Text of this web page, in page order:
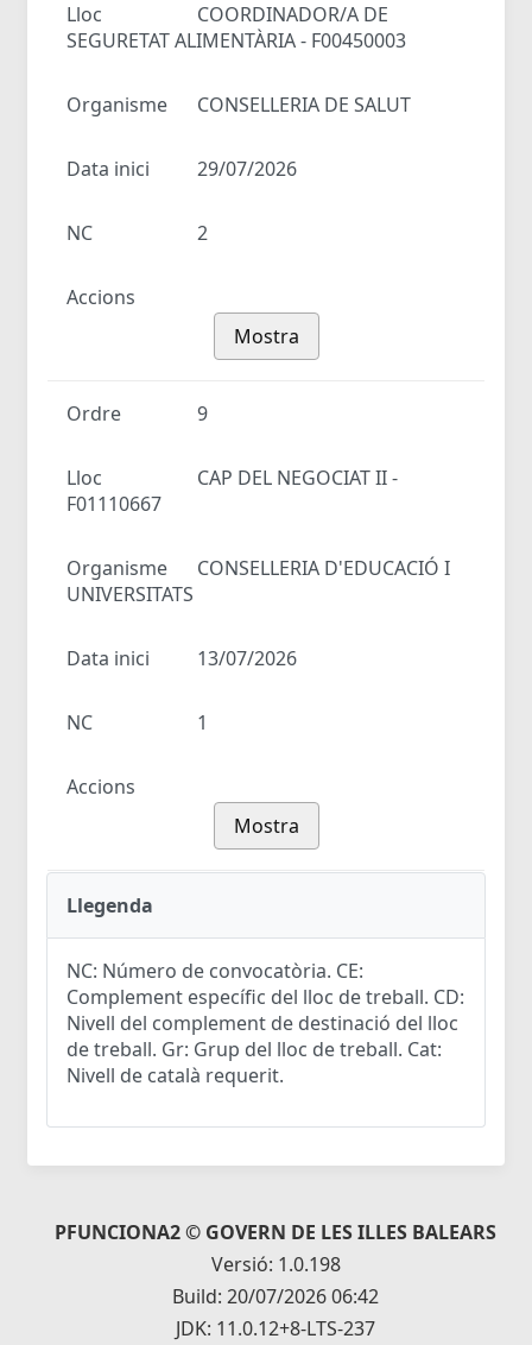
Lloc
COORDINADOR/A DE
SEGURETAT ALIMENTÀRIA - F00450003
Organisme CONSELLERIA DE SALUT
Data inici 29/07/2026
NC 2
Accions
Mostra
Ordre 9
Lloc
CAP DEL NEGOCIAT II -
F01110667
Organisme
CONSELLERIA D'EDUCACIÓ I
UNIVERSITATS
Data inici 13/07/2026
NC 1
Accions
Mostra
Llegenda
NC: Número de convocatòria. CE:
Complement específic del lloc de treball. CD:
Nivell del complement de destinació del lloc
de treball. Gr: Grup del lloc de treball. Cat:
Nivell de català requerit.
PFUNCIONA2 © GOVERN DE LES ILLES BALEARS
Versió: 1.0.198
Build: 20/07/2026 06:42
JDK: 11.0.12+8-LTS-237